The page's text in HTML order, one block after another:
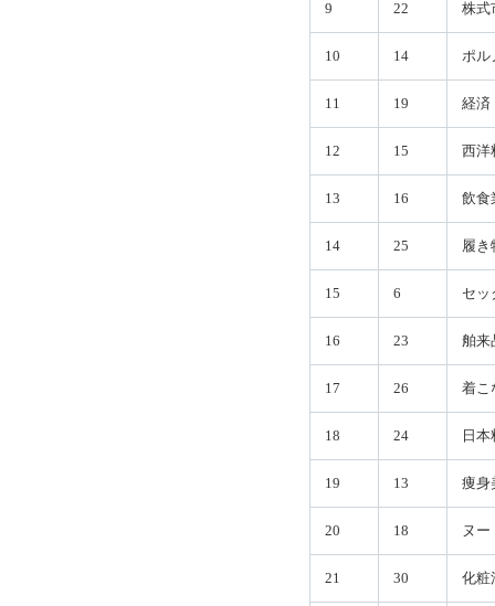
9 22 株式
10 14 ポル
11 19 経済
12 15 西洋
13 16 飲食
14 25 履き
15 6 セッ
16 23 舶来
17 26 着こ
18 24 日
19 13 痩身
20 18 ヌ
21 30 化粧